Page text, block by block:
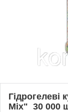
Mix" 30 000